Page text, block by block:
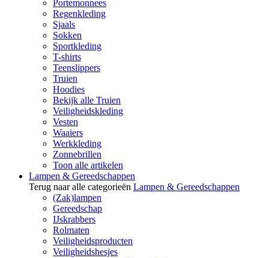
Portemonnees
Regenkleding
Sjaals
Sokken
Sportkleding
T-shirts
Teenslippers
Truien
Hoodies
Bekijk alle Truien
Veiligheidskleding
Vesten
Waaiers
Werkkleding
Zonnebrillen
Toon alle artikelen
Lampen & Gereedschappen
Terug naar alle categorieën Lampen & Gereedschappen
(Zak)lampen
Gereedschap
IJskrabbers
Rolmaten
Veiligheidsproducten
Veiligheidshesjes